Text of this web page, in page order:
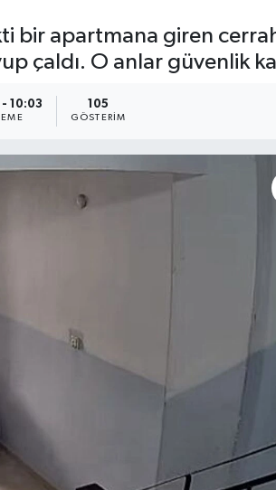
apartmana giren
çaldı. O anlar güvenlik
10:03 105
GÖSTERIM